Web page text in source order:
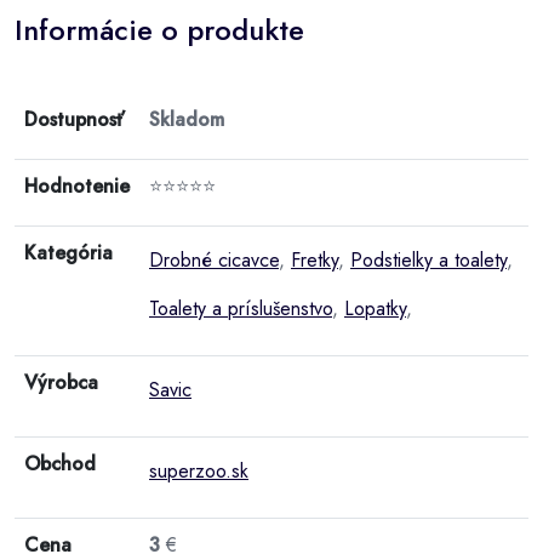
Informácie o produkte
Dostupnosť Skladom
Hodnotenie ⭐⭐⭐⭐⭐
Kategória Drobné cicavce, Fretky, Podstielky a toalety,
Toalety a príslušenstvo, Lopatky,
Výrobca Savic
Obchod superzoo.sk
Cena 3 €